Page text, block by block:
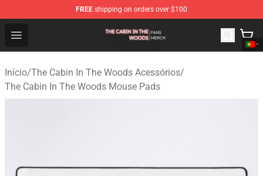
FREE shipping on orders over $100
Open menu
The Cabin In The Woods Shop - Official The Cabin In
Início/The Cabin In The Woods Acessórios/
The Cabin In The Woods Mouse Pads